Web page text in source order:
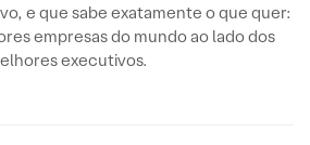
e que sabe exatamente o que quer:
empresas do mundo ao lado dos
executivos.